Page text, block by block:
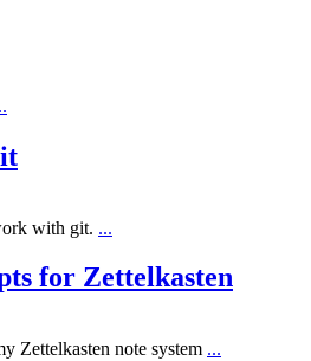
with git. ...
for Zettelkasten
Zettelkasten note system ...